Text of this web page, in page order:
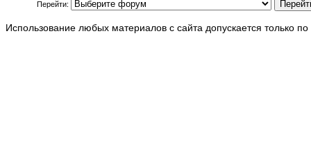
Перейти:
Использование любых материалов с сайта допускается только